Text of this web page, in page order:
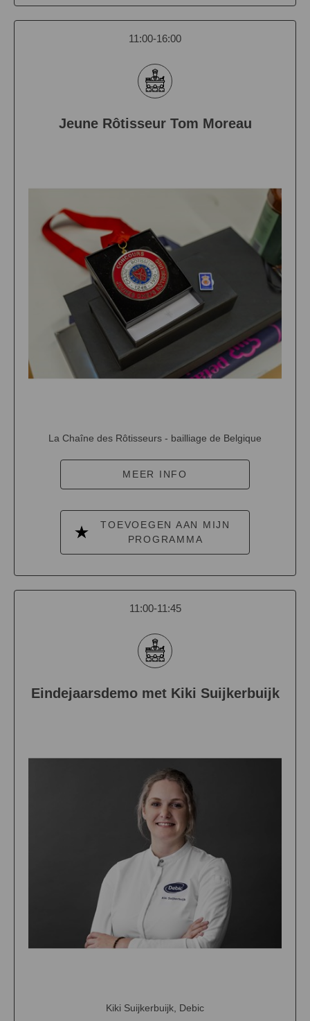
11:00-16:00
Jeune Rôtisseur Tom Moreau
La Chaîne des Rôtisseurs - bailliage de Belgique
MEER INFO
TOEVOEGEN AAN MIJN
PROGRAMMA
11:00-11:45
Eindejaarsdemo met Kiki Suijkerbuijk
Kiki Suijkerbuijk, Debic